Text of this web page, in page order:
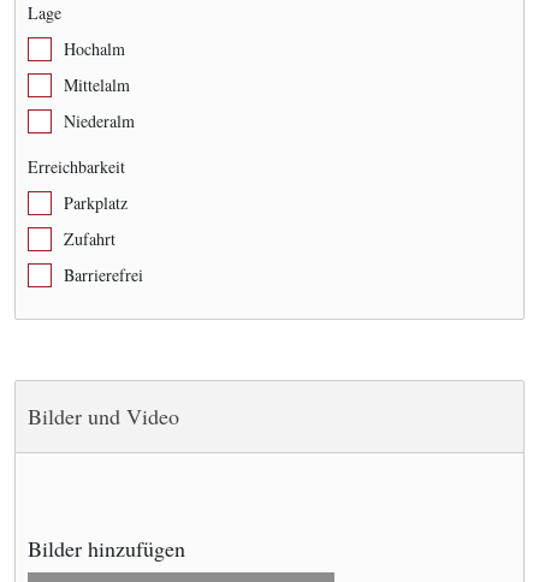
Lage
Hochalm
Mittelalm
Niederalm
Erreichbarkeit
Parkplatz
Zufahrt
Barrierefrei
Bilder und Video
Bilder hinzufügen